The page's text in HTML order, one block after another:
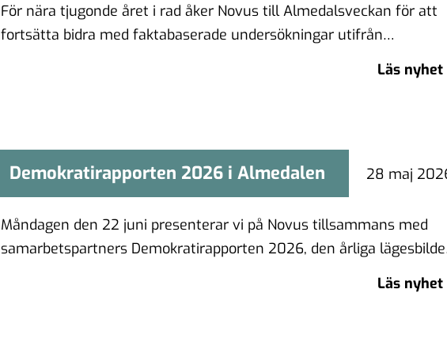
För nära tjugonde året i rad åker Novus till Almedalsveckan för att
fortsätta bidra med faktabaserade undersökningar utifrån
Läs nyhet
Demokratirapporten 2026 i Almedalen 28 maj
Demokratirapporten 2026 i Almedalen
Måndagen den 22 juni presenterar vi på Novus tillsammans med
samarbetspartners Demokratirapporten 2026, den årliga
Läs nyhet